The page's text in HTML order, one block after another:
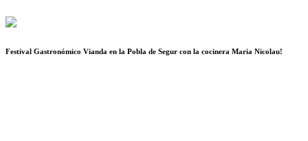
Festival Gastronómico Vianda en la Pobla de Segur con la cocinera Maria Nicolau!